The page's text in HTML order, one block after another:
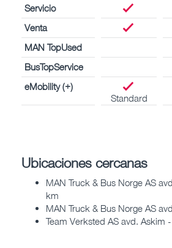
Servicio
Venta
MAN TopUsed
BusTopService
eMobility (+)
Standard
Ubicaciones cercanas
MAN Truck & Bus Norge AS
km
MAN Truck & Bus Norge AS
Team Verksted AS avd. Askim